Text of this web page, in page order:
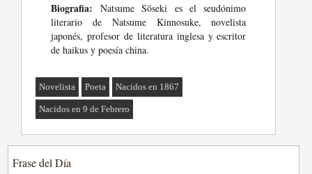
Biografia: Natsume Sōseki es el seudónimo
literario de Natsume Kinnosuke, novelista
japonés, profesor de literatura inglesa y escritor
de haikus y poesía china.
Novelista Poeta Nacidos en 1867
Nacidos en 9 de Febrero
Frase del Día